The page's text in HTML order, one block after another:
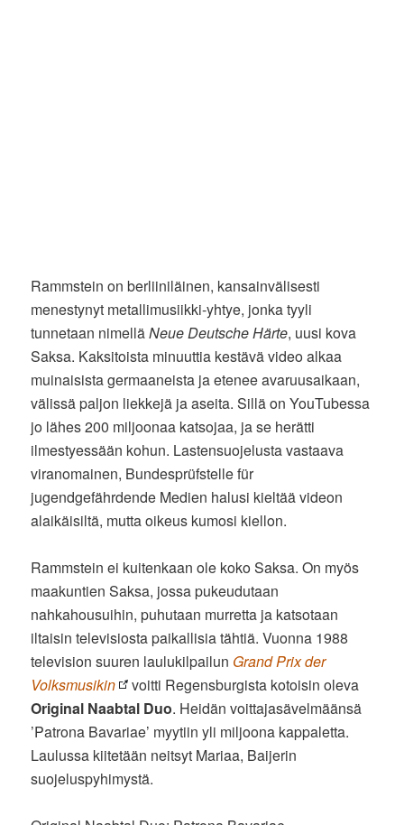
Rammstein on berliiniläinen, kansainvälisesti
menestynyt metallimusiikki-yhtye, jonka tyyli
tunnetaan nimelläNeue Deutsche Härte, uusi kova
Saksa. Kaksitoista minuuttia kestävä video alkaa
muinaisista germaaneista ja etenee avaruusaikaan,
välissä paljon liekkejä ja aseita. Sillä on YouTubessa
jo lähes 200 miljoonaa katsojaa, ja se herätti
ilmestyessään kohun. Lastensuojelusta vastaava
viranomainen, Bundesprüfstelle für
jugendgefährdende Medien halusi kieltää videon
alaikäisiltä, mutta oikeus kumosi kiellon.
Rammstein ei kuitenkaan ole koko Saksa. On myös
maakuntien Saksa, jossa pukeudutaan
nahkahousuihin, puhutaan murretta ja katsotaan
iltaisin televisiosta paikallisia tähtiä. Vuonna 1988
television suuren laulukilpailun Grand Prix der
Volksmusikin
voitti Regensburgista kotoisin oleva
Original Naabtal Duo. Heidän voittajasävelmäänsä
’Patrona Bavariae’ myytiin yli miljoona kappaletta.
Laulussa kiitetään neitsyt Mariaa, Baijerin
suojeluspyhimystä.